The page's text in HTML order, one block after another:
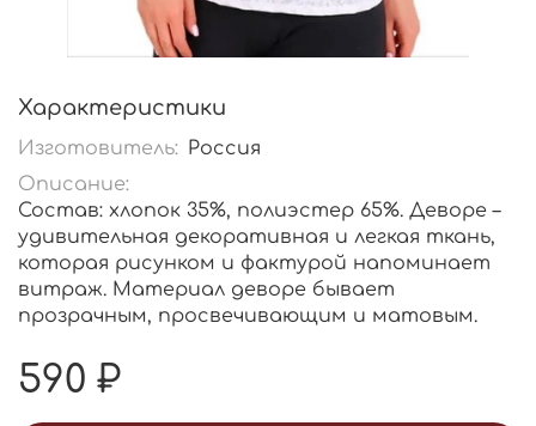
Характеристики
Изготовитель: Россия
Описание:
Состав: хлопок 35%, полиэстер 65%. Деворе –
удивительная декоративная и легкая ткань,
которая рисунком и фактурой напоминает
витраж. Материал деворе бывает
прозрачным, просвечивающим и матовым.
590 ₽